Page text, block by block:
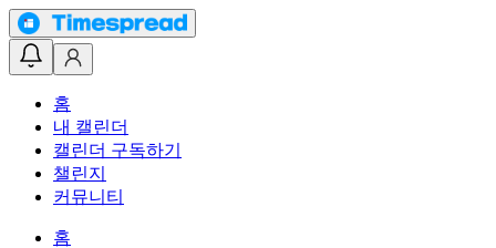
홈
내 캘린더
캘린더 구독하기
챌린지
커뮤니티
홈